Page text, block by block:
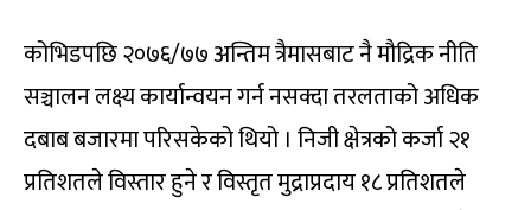
कोभिडपछि २०७६/७७ अन्तिम त्रैमासबाट नै मौद्रिक नीति
सञ्चालन लक्ष्य कार्यान्वयन गर्न नसक्दा तरलताको अधिक
दबाब बजारमा परिसकेको थियो । निजी क्षेत्रको कर्जा २१
प्रतिशतले विस्तार हुने र विस्तृत मुद्राप्रदाय १८ प्रतिशतले